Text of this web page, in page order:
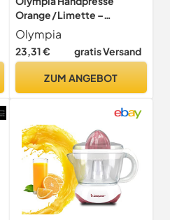
Orange / Limette –
Maximale Extraktion DP121
Olympia
23,31 € gratis Versand
ZUM ANGEBOT